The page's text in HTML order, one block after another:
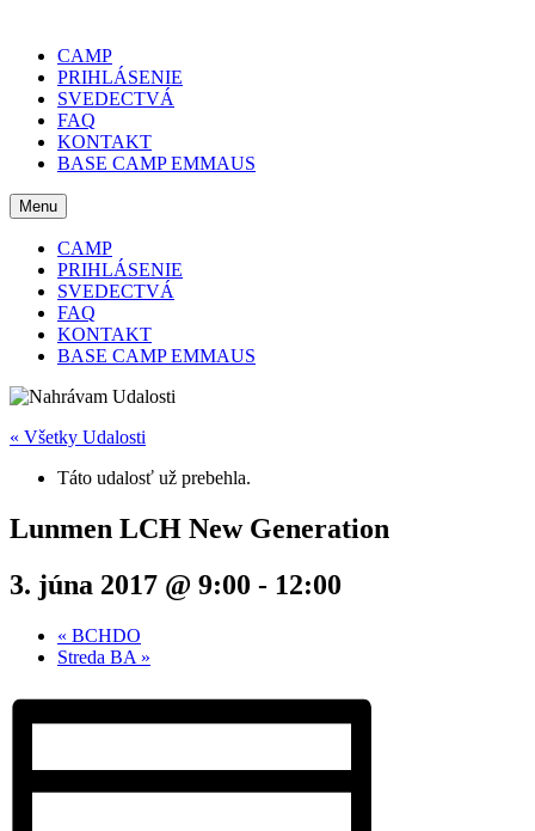
CAMP
PRIHLÁSENIE
SVEDECTVÁ
FAQ
KONTAKT
BASE CAMP EMMAUS
Menu
CAMP
PRIHLÁSENIE
SVEDECTVÁ
FAQ
KONTAKT
BASE CAMP EMMAUS
« Všetky Udalosti
Táto udalosť už prebehla.
Lunmen LCH New Generation
3. júna 2017 @ 9:00 - 12:00
« BCHDO
Streda BA »